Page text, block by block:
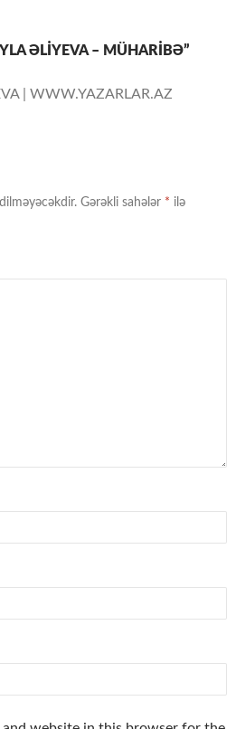
ƏLİYEVA – MÜHARİBƏ”
| WWW.YAZARLAR.AZ
Gərəkli sahələr * ilə